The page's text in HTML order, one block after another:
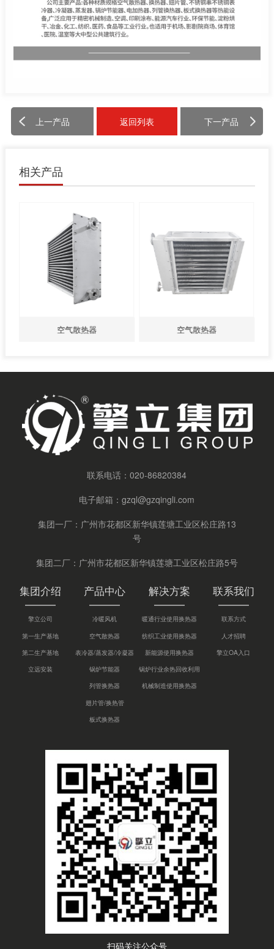
上一产品 返回列表 下一产品
相关产品
空气散热器 空气散热器
联系电话：020-86820384
电子邮箱：gzql@gzqingli.com
集团一厂：广州市花都区新华镇莲塘工业区松庄路13
号
集团二厂：广州市花都区新华镇莲塘工业区松庄路5号
集团介绍
擎立公司
第一生产基地
第二生产基地
立远安装
产品中心
冷暖风机
空气散热器
表冷器/蒸发器/冷凝器
锅炉节能器
列管换热器
翅片管/换热管
板式换热器
解决方案
暖通行业使用换热器
纺织工业使用换热器
新能源使用换热器
锅炉行业余热回收利用
机械制造使用换热器
联系我们
联系方式
人才招聘
擎立OA入口
扫码关注公众号